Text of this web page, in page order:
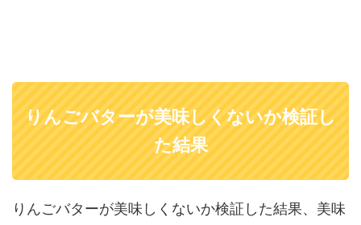
りんごバターが美味しくないか検証し
た結果
りんごバターが美味しくないか検証した結果、美味